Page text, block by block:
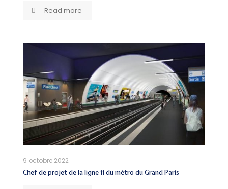
Read more
9 octobre 2022
Chef de projet de la ligne 11 du métro du Grand Paris